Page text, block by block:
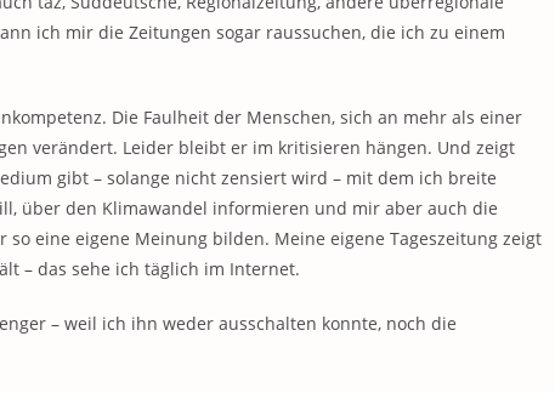
ich mir die Zeitungen sogar raussuchen, die ich zu einem
Die Faulheit der Menschen, sich an mehr als einer
verändert. Leider bleibt er im kritisieren hängen. Und zeigt
gibt – solange nicht zensiert wird – mit dem ich breite
über den Klimawandel informieren und mir aber auch die
eine eigene Meinung bilden. Meine eigene Tageszeitung zeigt
– das sehe ich täglich im Internet.
– weil ich ihn weder ausschalten konnte, noch die